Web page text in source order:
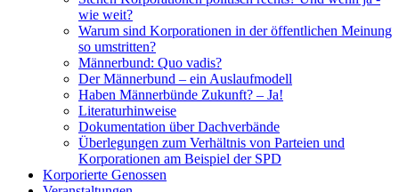
wie weit?
Warum sind Korporationen in der öffentlichen Meinung
so umstritten?
Männerbund: Quo vadis?
Der Männerbund – ein Auslaufmodell
Haben Männerbünde Zukunft? – Ja!
Literaturhinweise
Dokumentation über Dachverbände
Überlegungen zum Verhältnis von Parteien und
Korporationen am Beispiel der SPD
Korporierte Genossen